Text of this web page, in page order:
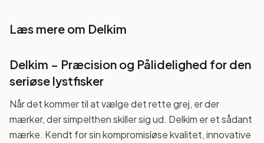
Læs mere om Delkim
Delkim – Præcision og Pålidelighed for den
seriøse lystfisker
Når det kommer til at vælge det rette grej, er der
mærker, der simpelthen skiller sig ud. Delkim er et sådant
mærke. Kendt for sin kompromisløse kvalitet, innovative